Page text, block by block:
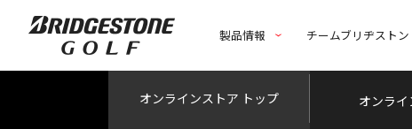
製品情報 チームブリヂストン
オンラインストア トップ オンラ